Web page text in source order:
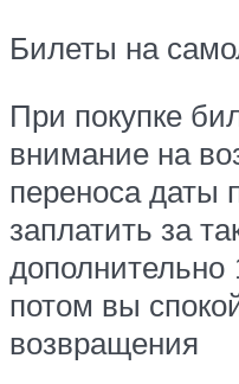
Билеты на
При покупке
внимание на
переноса даты
заплатить за
дополнительно
потом вы
возвращения